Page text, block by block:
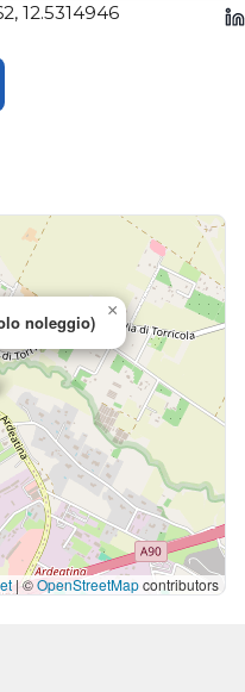
12.5314946
noleggio)
×
|©OpenStreetMapcontributors